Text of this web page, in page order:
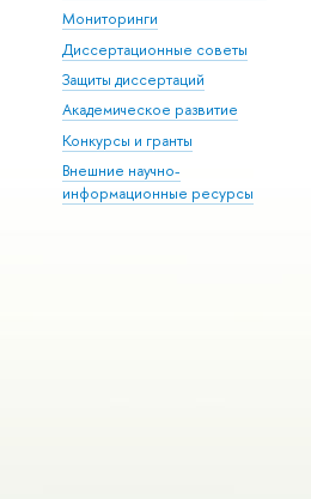
Мониторинги
Диссертационные советы
Защиты диссертаций
Академическое развитие
Конкурсы и гранты
Внешние научно-
информационные ресурсы